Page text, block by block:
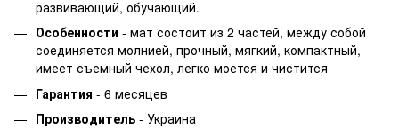
развивающий, обучающий.
Особенности - мат состоит из 2 частей, между собой
соединяется молнией, прочный, мягкий, компактный,
имеет съемный чехол, легко моется и чистится
Гарантия - 6 месяцев
Производитель - Украина